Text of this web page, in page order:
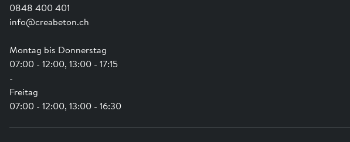
0848 400 401
info@creabeton.ch
Montag bis Donnerstag
07:00 - 12:00, 13:00 - 17:15
-
Freitag
07:00 - 12:00, 13:00 - 16:30